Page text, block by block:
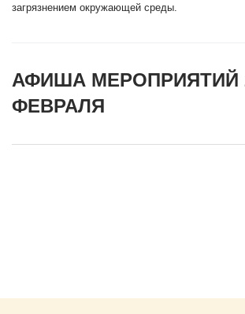
загрязнением окружающей среды.
АФИША МЕРОПРИЯТИЙ
ФЕВРАЛЯ